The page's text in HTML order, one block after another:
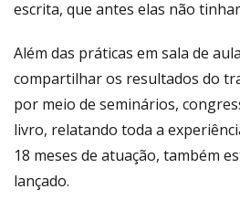
escrita, que antes elas não
Além das práticas em sala de
compartilhar os resultados do
por meio de seminários,
livro, relatando toda a
18 meses de atuação, também
lançado.